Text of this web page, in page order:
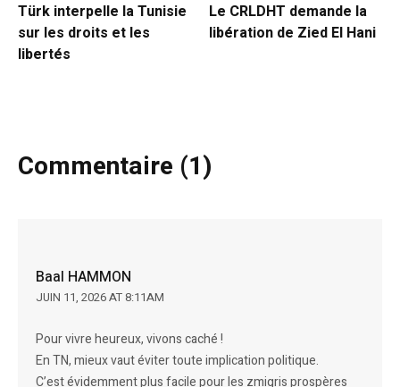
Türk interpelle la Tunisie
sur les droits et les
libertés
Le CRLDHT demande la
libération de Zied El Hani
Commentaire (1)
Baal HAMMON
JUIN 11, 2026 AT 8:11AM
Pour vivre heureux, vivons caché !
En TN, mieux vaut éviter toute implication politique.
C’est évidemment plus facile pour les zmigris prospères